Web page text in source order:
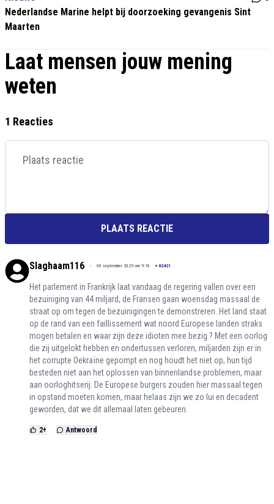
Nederlandse Marine helpt bij doorzoeking gevangenis Sint
Maarten
Laat mensen jouw mening
weten
1 Reacties
PLAATS REACTIE
Slaghaam116 08 september 2025 om 9:18 + 62421
Het parlement in Frankrijk laat vandaag de regering vallen over een
bezuiniging van 44 miljard, de Fransen gaan woensdag massaal de
straat op om tegen de bezuinigingen te demonstreren. Het land staat
op de rand van een faillissement wat noord Europese landen straks
mogen betalen en waar zijn deze idioten mee bezig ? Met een oorlog
die zij uitgelokt hebben en ondertussen verloren, miljarden zijn er in
het corrupte Oekraïne gepompt en nog houdt het niet op, hun tijd
besteden niet aan het oplossen van binnenlandse problemen, maar
aan oorloghitserij. De Europese burgers zouden hier massaal tegen
in opstand moeten komen, maar helaas zijn we zo lui en decadent
geworden, dat we dit allemaal laten gebeuren.
2+ Antwoord